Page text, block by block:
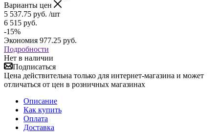
Варианты цен
5 537.75 руб. /шт
6 515 руб.
-15%
Экономия 977.25 руб.
Подробности
Нет в наличии
Подписаться
Цена действительна только для интернет-магазина и может
отличаться от цен в розничных магазинах
Описание
Как купить
Оплата
Доставка